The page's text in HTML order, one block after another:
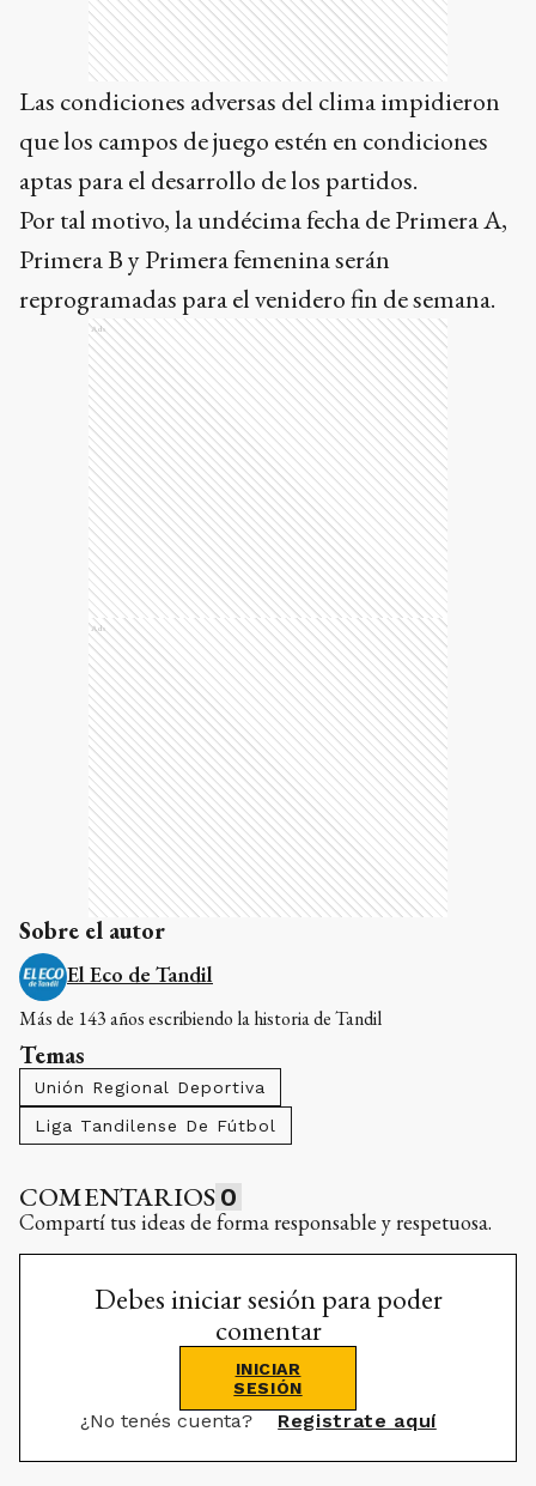
Las condiciones adversas del clima impidieron
que los campos de juego estén en condiciones
aptas para el desarrollo de los partidos.
Por tal motivo, la undécima fecha de Primera A,
Primera B y Primera femenina serán
reprogramadas para el venidero fin de semana.
Ads
Ads
Sobre el autor
El Eco de Tandil
Más de 143 años escribiendo la historia de Tandil
Temas
Unión Regional Deportiva
Liga Tandilense De Fútbol
COMENTARIOS 0
Compartí tus ideas de forma responsable y respetuosa.
Debes iniciar sesión para poder
comentar
INICIAR
SESIÓN
¿No tenés cuenta? Registrate aquí